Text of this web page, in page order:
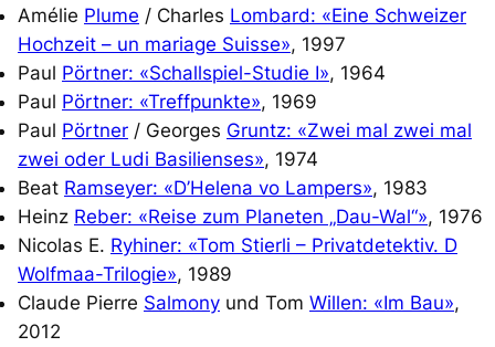
Amélie Plume / Charles Lombard: «Eine Schweizer
Hochzeit – un mariage Suisse», 1997
Paul Pörtner: «Schallspiel-Studie I», 1964
Paul Pörtner: «Treffpunkte», 1969
Paul Pörtner / Georges Gruntz: «Zwei mal zwei mal
zwei oder Ludi Basilienses», 1974
Beat Ramseyer: «D’Helena vo Lampers», 1983
Heinz Reber: «Reise zum Planeten „Dau-Wal“», 1976
Nicolas E. Ryhiner: «Tom Stierli – Privatdetektiv. D
Wolfmaa-Trilogie», 1989
Claude Pierre Salmony und Tom Willen: «Im Bau»,
2012